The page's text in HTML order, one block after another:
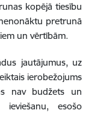
kopējā tiesību
pretrunā
un vērtībām.
jautājumus, uz
ierobežojums
nav budžets un
esošo